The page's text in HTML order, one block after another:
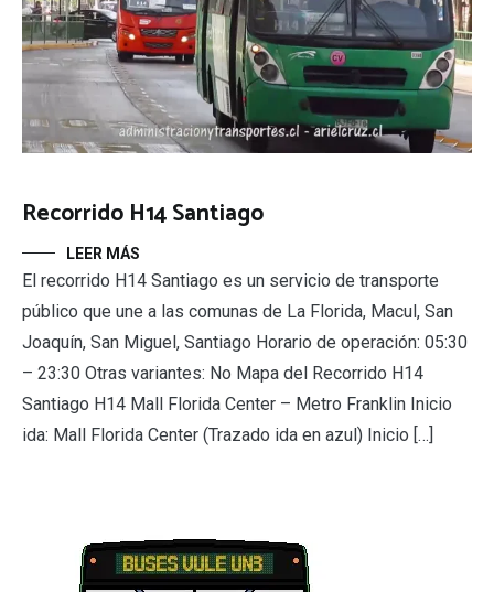
Recorrido H14 Santiago
LEER MÁS
El recorrido H14 Santiago es un servicio de transporte
público que une a las comunas de La Florida, Macul, San
Joaquín, San Miguel, Santiago Horario de operación: 05:30
– 23:30 Otras variantes: No Mapa del Recorrido H14
Santiago H14 Mall Florida Center – Metro Franklin Inicio
ida: Mall Florida Center (Trazado ida en azul) Inicio […]